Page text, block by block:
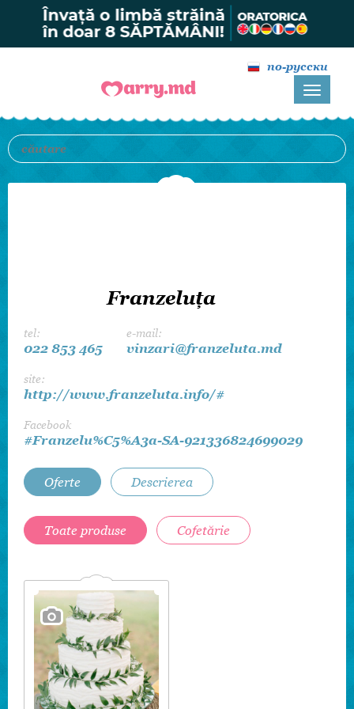
по-русски
Franzeluţa
tel:
022 853 465
e-mail:
vinzari@franzeluta.md
site:
http://www.franzeluta.info/#
Facebook
#Franzelu%C5%A3a-SA-921336824699029
Oferte Descrierea
Toate produse Cofetărie